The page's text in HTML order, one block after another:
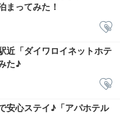
まってみた！
近「ダイワロイネットホテ
た♪
安心ステイ♪「アパホテル